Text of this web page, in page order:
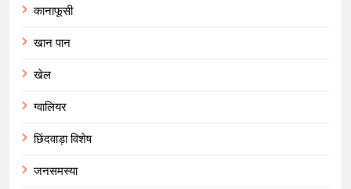
कानाफूसी
खान पान
खेल
ग्वालियर
छिंदवाड़ा विशेष
जनसमस्या